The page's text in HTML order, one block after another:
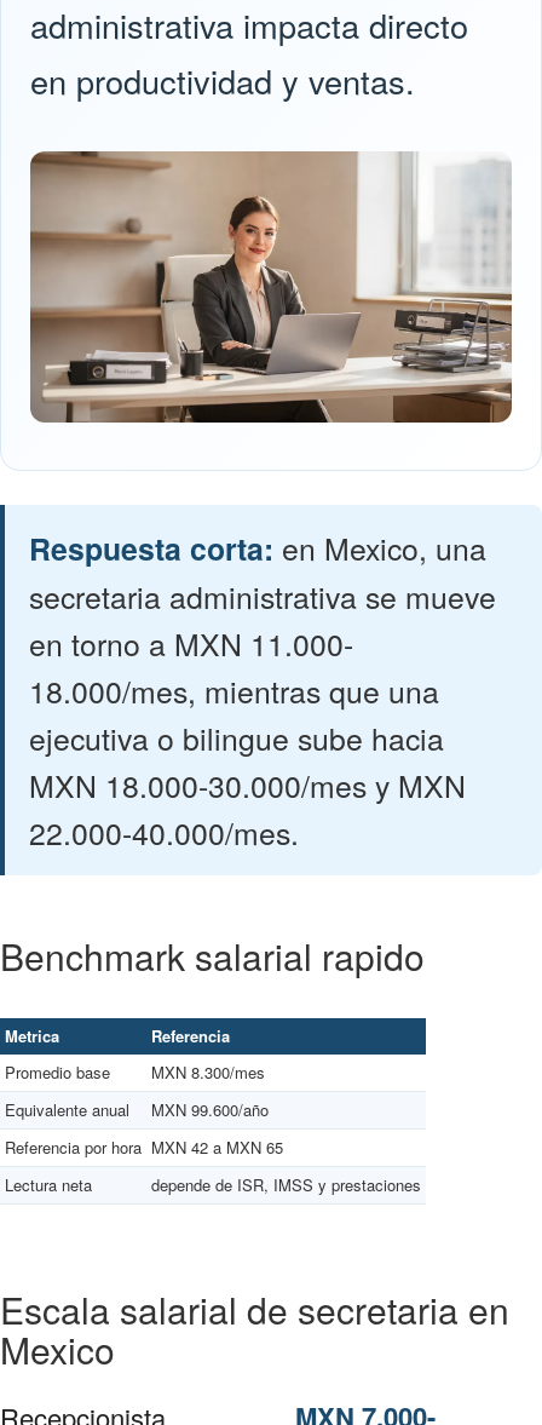
administrativa impacta directo
en productividad y ventas.
Respuesta corta: en Mexico, una
secretaria administrativa se mueve
en torno a MXN 11.000-
18.000/mes, mientras que una
ejecutiva o bilingue sube hacia
MXN 18.000-30.000/mes y MXN
22.000-40.000/mes.
Benchmark salarial rapido
Metrica
Referencia
Promedio base
MXN 8.300/mes
Equivalente anual
MXN 99.600/año
Referencia por hora MXN 42 a MXN 65
Lectura neta
depende de ISR, IMSS y prestaciones
Escala salarial de secretaria en
Mexico
Recepcionista
MXN 7.000-